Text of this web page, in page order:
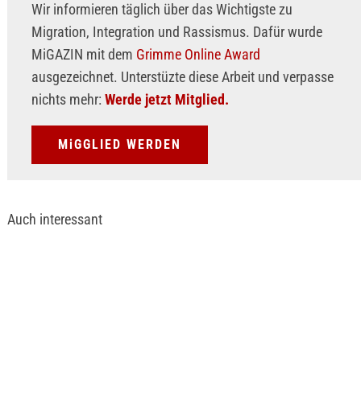
Wir informieren täglich über das Wichtigste zu
Migration, Integration und Rassismus. Dafür wurde
MiGAZIN mit dem Grimme Online Award
ausgezeichnet. Unterstüzte diese Arbeit und verpasse
nichts mehr: Werde jetzt Mitglied.
MiGGLIED WERDEN
Auch interessant